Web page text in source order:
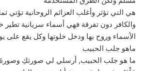
هي التي تؤثر وأغلب العزائم الروحانية تؤتي
والكافر دون تفرقة فهي أسماء سريانية تطير
الأسماء وروح بها ودخل خلوتها وكل يقع على
ماهو جلب الحبيب
ما هو جلب الحبيب, أرسلي لي صورتكِ وصورةَ